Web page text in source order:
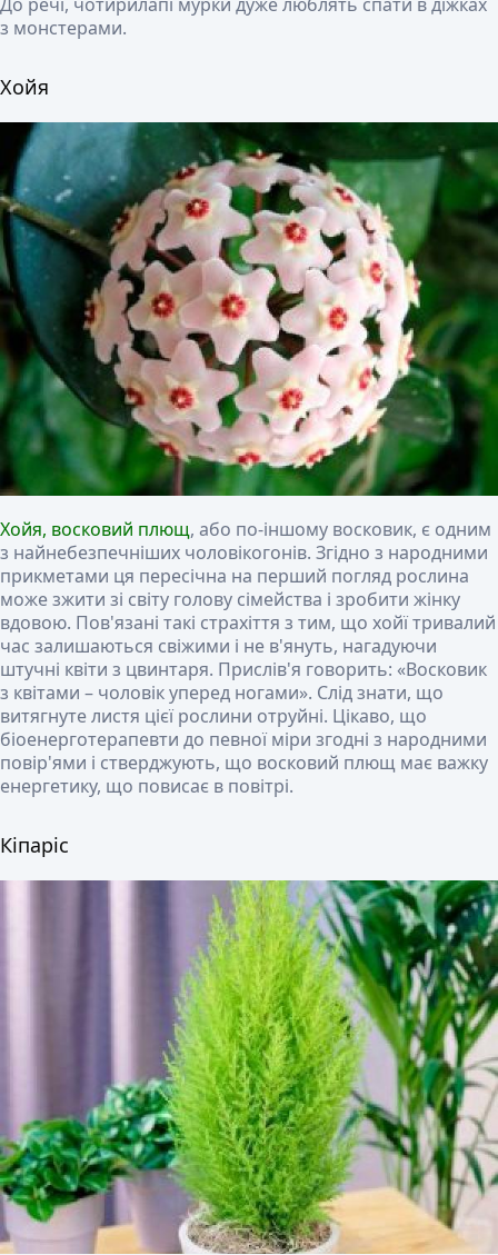
з монстерами.
Хойя
Хойя, восковий плющ, або по-іншому восковик, є одним
з найнебезпечніших чоловікогонів. Згідно з народними
прикметами ця пересічна на перший погляд рослина
може зжити зі світу голову сімейства і зробити жінку
вдовою. Пов'язані такі страхіття з тим, що хойї тривалий
час залишаються свіжими і не в'януть, нагадуючи
штучні квіти з цвинтаря. Прислів'я говорить: «Восковик
з квітами – чоловік уперед ногами». Слід знати, що
витягнуте листя цієї рослини отруйні. Цікаво, що
біоенерготерапевти до певної міри згодні з народними
повір'ями і стверджують, що восковий плющ має важку
енергетику, що повисає в повітрі.
Кіпаріс